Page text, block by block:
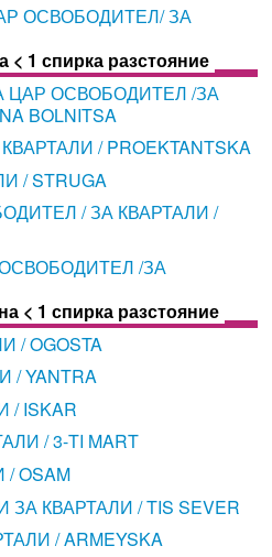
ОСВОБОДИТЕЛ/ ЗА
< 1 спирка разстояние
ОСВОБОДИТЕЛ /ЗА
BOLNITSA
/ PROEKTANTSKA
/ STRUGA
/ ЗА КВАРТАЛИ /
/ЗА
на < 1 спирка разстояние
/ OGOSTA
/ YANTRA
/ ISKAR
/ 3-TI MART
OSAM
КВАРТАЛИ / TIS SEVER
/ ARMEYSKA